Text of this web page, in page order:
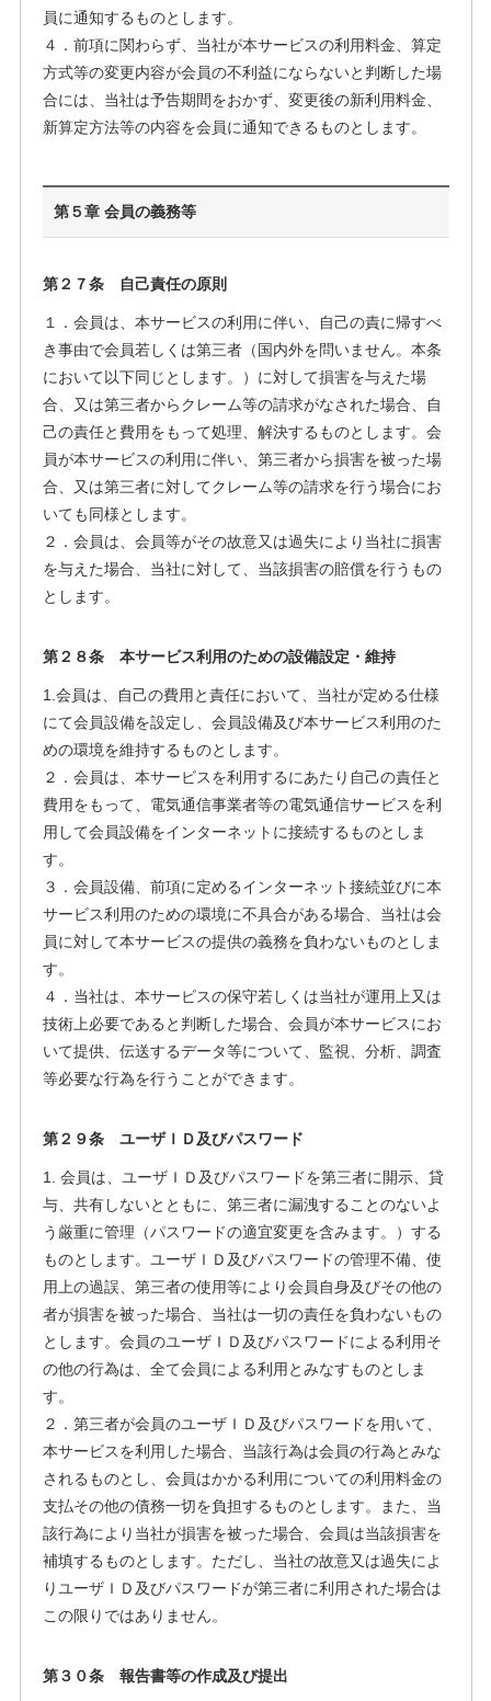
員に通知するものとします。
４．前項に関わらず、当社が本サービスの利用料金、算定
方式等の変更内容が会員の不利益にならないと判断した場
合には、当社は予告期間をおかず、変更後の新利用料金、
新算定方法等の内容を会員に通知できるものとします。
第５章 会員の義務等
第２７条 自己責任の原則
１．会員は、本サービスの利用に伴い、自己の責に帰すべ
き事由で会員若しくは第三者（国内外を問いません。本条
において以下同じとします。）に対して損害を与えた場
合、又は第三者からクレーム等の請求がなされた場合、自
己の責任と費用をもって処理、解決するものとします。会
員が本サービスの利用に伴い、第三者から損害を被った場
合、又は第三者に対してクレーム等の請求を行う場合にお
いても同様とします。
２．会員は、会員等がその故意又は過失により当社に損害
を与えた場合、当社に対して、当該損害の賠償を行うもの
とします。
第２８条 本サービス利用のための設備設定・維持
1.会員は、自己の費用と責任において、当社が定める仕様
にて会員設備を設定し、会員設備及び本サービス利用のた
めの環境を維持するものとします。
２．会員は、本サービスを利用するにあたり自己の責任と
費用をもって、電気通信事業者等の電気通信サービスを利
用して会員設備をインターネットに接続するものとしま
す。
３．会員設備、前項に定めるインターネット接続並びに本
サービス利用のための環境に不具合がある場合、当社は会
員に対して本サービスの提供の義務を負わないものとしま
す。
４．当社は、本サービスの保守若しくは当社が運用上又は
技術上必要であると判断した場合、会員が本サービスにお
いて提供、伝送するデータ等について、監視、分析、調査
等必要な行為を行うことができます。
第２９条 ユーザＩＤ及びパスワード
1. 会員は、ユーザＩＤ及びパスワードを第三者に開示、貸
与、共有しないとともに、第三者に漏洩することのないよ
う厳重に管理（パスワードの適宜変更を含みます。）する
ものとします。ユーザＩＤ及びパスワードの管理不備、使
用上の過誤、第三者の使用等により会員自身及びその他の
者が損害を被った場合、当社は一切の責任を負わないもの
とします。会員のユーザＩＤ及びパスワードによる利用そ
の他の行為は、全て会員による利用とみなすものとしま
す。
２．第三者が会員のユーザＩＤ及びパスワードを用いて、
本サービスを利用した場合、当該行為は会員の行為とみな
されるものとし、会員はかかる利用についての利用料金の
支払その他の債務一切を負担するものとします。また、当
該行為により当社が損害を被った場合、会員は当該損害を
補填するものとします。ただし、当社の故意又は過失によ
りユーザＩＤ及びパスワードが第三者に利用された場合は
この限りではありません。
第３０条 報告書等の作成及び提出